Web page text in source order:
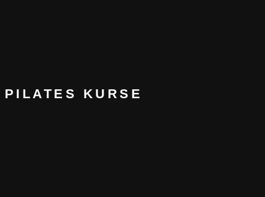
PILATES KURSE